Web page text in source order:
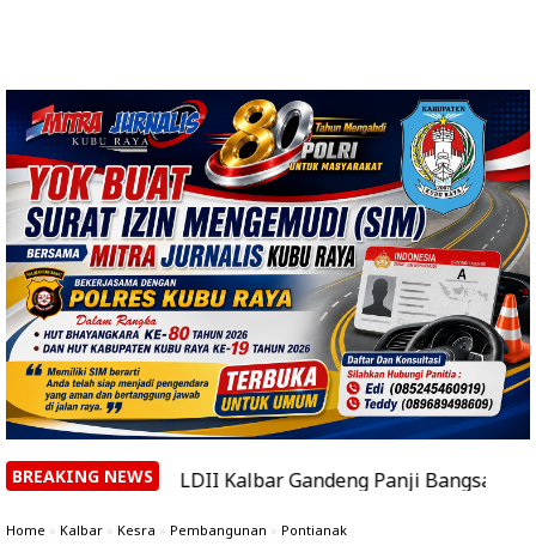
BREAKING NEWS
| LDII Kalbar Gandeng Panji Bangsa dan Mahasiswa
Home » Kalbar » Kesra » Pembangunan » Pontianak